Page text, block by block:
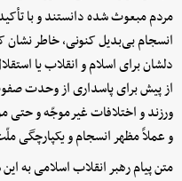
مردم مبعوث شده دانستند و با
انسجام بی‌بدیل کنونی، خاطر
دلشان برای اسلام و انقلاب یا
از پیش برای پاسداری از وحدت
ورزند و اختلافات غیرموجّه و حتی
و عملاً مظهر انسجام و یکپارچگی
متن پیام رهبر انقلاب اسلامی به